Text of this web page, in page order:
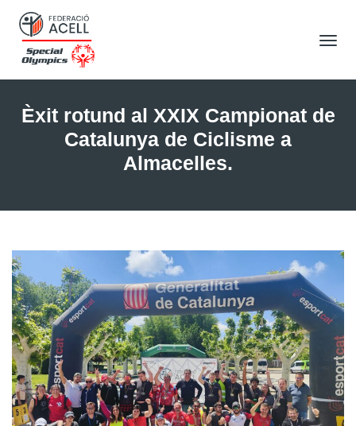
Èxit rotund al XXIX Campionat de
Catalunya de Ciclisme a
Almacelles.